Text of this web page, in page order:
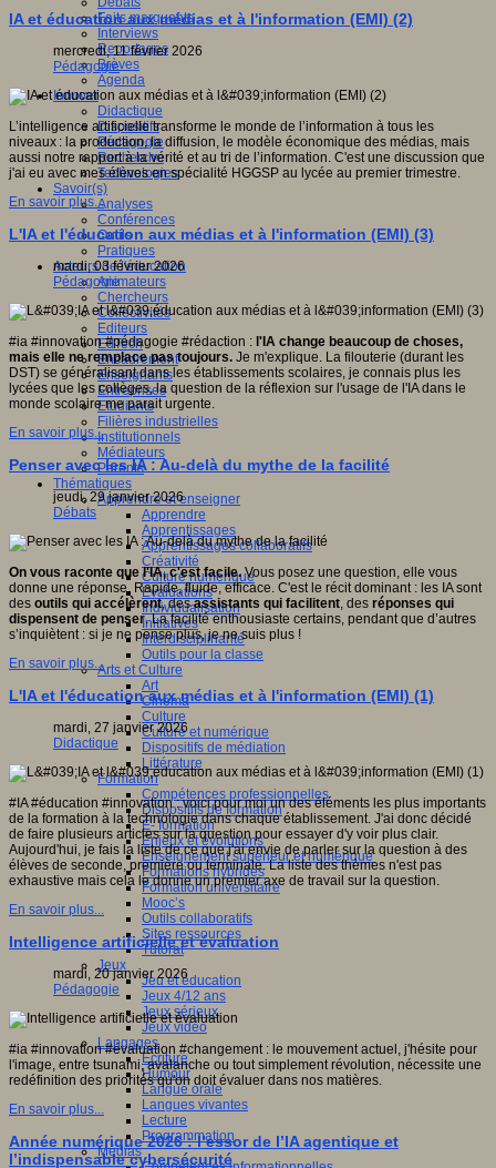
Faits marquants
Interviews
Reportages
Brèves
Agenda
Innover
Didactique
Dispositifs
Pédagogie
Recherche
Technologies
Savoir(s)
Analyses
Conférences
Outils
Pratiques
Acteurs de l'éducation
Animateurs
Chercheurs
Collectivités
Editeurs
EdTech
Encadrement
Enseignants
Entreprises
Etudiants
Filières industrielles
Institutionnels
Médiateurs
Parents
Thématiques
Apprendre et enseigner
Apprendre
Apprentissages
Apprentissages collaboratifs
Créativité
Culture numérique
Evaluations
Individualisation
Initiatives
Interdisciplinarité
Outils pour la classe
Arts et Culture
Art
Cinéma
Culture
Culture et numérique
Dispositifs de médiation
Littérature
Formation
Compétences professionnelles
Dispositifs de formation
E- formation
Enjeux et évolutions
Enseignement supérieur et numérique
Formations hybrides
Formation universitaire
Mooc’s
Outils collaboratifs
Sites ressources
Tutorat
Jeux
Jeu et éducation
Jeux 4/12 ans
Jeux sérieux
Jeux vidéo
Langages
Ecriture
Humour
Langue orale
Langues vivantes
Lecture
Programmation
Médias
IA et éducation aux médias et à l'information (EMI) (2)
mercredi, 11 février 2026
Pédagogie
L’intelligence artificielle transforme le monde de l’information à tous les
niveaux : la production, la diffusion, le modèle économique des médias, mais
aussi notre rapport à la vérité et au tri de l’information. C'est une discussion que
j'ai eu avec mes élèves en spécialité HGGSP au lycée au premier trimestre.
En savoir plus...
L'IA et l'éducation aux médias et à l'information (EMI) (3)
mardi, 03 février 2026
Pédagogie
#ia #innovation #pédagogie #rédaction : l'IA change beaucoup de choses,
mais elle ne remplace pas toujours. Je m'explique. La filouterie (durant les
DST) se généralisant dans les établissements scolaires, je connais plus les
lycées que les collèges, la question de la réflexion sur l'usage de l'IA dans le
monde scolaire me parait urgente.
En savoir plus...
Penser avec les IA : Au-delà du mythe de la facilité
jeudi, 29 janvier 2026
Débats
On vous raconte que l'IA, c'est facile.Vous posez une question, elle vous
donne une réponse. Rapide, fluide, efficace. C'est le récit dominant : les IA sont
des outils qui accélèrent, desassistants qui facilitent, des réponses qui
dispensent de penser. La facilité enthousiaste certains, pendant que d’autres
s’inquiètent : si je ne pense plus, je ne suis plus !
En savoir plus...
L'IA et l'éducation aux médias et à l'information (EMI) (1)
mardi, 27 janvier 2026
Didactique
#IA #éducation #innovation : voici pour moi un des éléments les plus importants
de la formation à la technologie dans chaque établissement. J'ai donc décidé
de faire plusieurs articles sur la question pour essayer d'y voir plus clair.
Aujourd'hui, je fais la liste de ce que j'ai envie de parler sur la question à des
élèves de seconde, première ou terminale. La liste des thèmes n'est pas
exhaustive mais cela le donne un premier axe de travail sur la question.
En savoir plus...
Intelligence artificielle et évaluation
mardi, 20 janvier 2026
Pédagogie
#ia #innovation #évaluation #changement : le mouvement actuel, j'hésite pour
l'image, entre tsunami, avalanche ou tout simplement révolution, nécessite une
redéfinition des priorités qu'on doit évaluer dans nos matières.
En savoir plus...
Année numérique 2026 : l’essor de l’IA agentique et
l’indispensable cybersécurité